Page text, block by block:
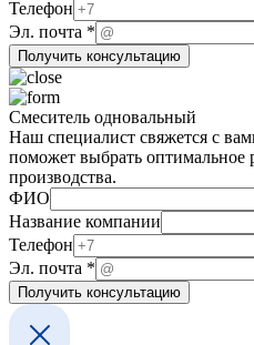
Телефон
Эл. почта *
Получить консультацию
Смеситель одновальный
Наш специалист свяжется с
поможет выбрать оптимальное
производства.
Название
Название
*
ФИО
Название компании
Телефон
Эл. почта *
Получить консультацию